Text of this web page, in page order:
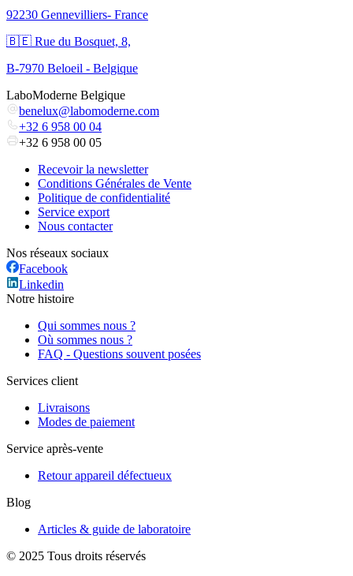
92230 Gennevilliers- France
🇧🇪 Rue du Bosquet, 8,
B-7970 Beloeil - Belgique
LaboModerne Belgique
benelux@labomoderne.com
+32 6 958 00 04
+32 6 958 00 05
Recevoir la newsletter
Conditions Générales de Vente
Politique de confidentialité
Service export
Nous contacter
Nos réseaux sociaux
Facebook
Linkedin
Notre histoire
Qui sommes nous ?
Où sommes nous ?
FAQ - Questions souvent posées
Services client
Livraisons
Modes de paiement
Service après-vente
Retour appareil défectueux
Blog
Articles & guide de laboratoire
© 2025 Tous droits réservés